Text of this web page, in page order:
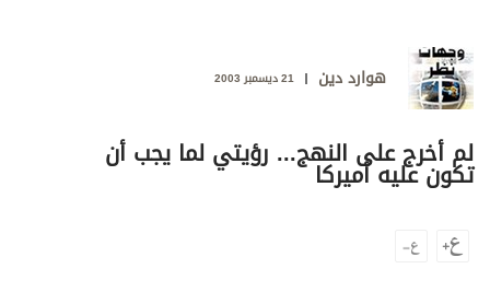
بودكاست
إنفوجراف
قصة صورة
كاريكتير
برامج
هوارد دين 21 ديسمبر 2003
لم أخرج على النهج... رؤيتي لما يجب أن
تكون عليه أميركا